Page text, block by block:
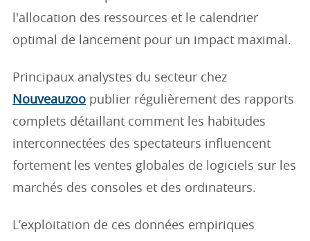
l'allocation des ressources et le calendrier
optimal de lancement pour un impact maximal.
Principaux analystes du secteur chez
Nouveauzoo publier régulièrement des rapports
complets détaillant comment les habitudes
interconnectées des spectateurs influencent
fortement les ventes globales de logiciels sur les
marchés des consoles et des ordinateurs.
L’exploitation de ces données empiriques